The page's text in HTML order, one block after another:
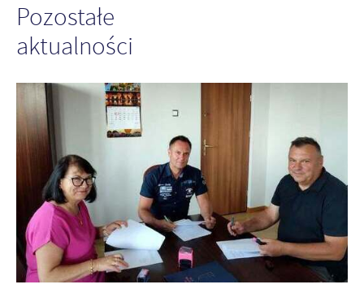
Pozostałe
aktualności